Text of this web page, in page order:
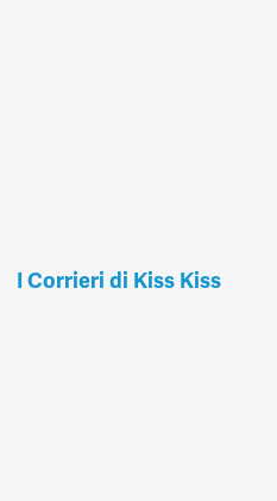
I Corrieri di Kiss Kiss